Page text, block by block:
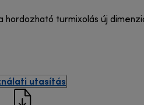
hordozható turmixolás új
utasítás